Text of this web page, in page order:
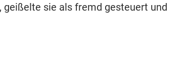
sie als fremd gesteuert und